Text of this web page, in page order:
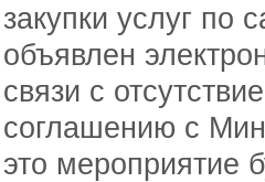
закупки услуг по
объявлен
связи с
соглашению с
это мероприятие